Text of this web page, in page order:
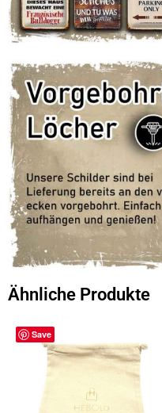
Ähnliche Produkte
Save